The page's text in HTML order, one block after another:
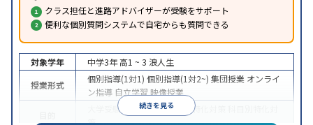
クラス担任と進路アドバイザーが受験をサポート
便利な個別質問システムで自宅からも質問できる
続きを見る
対象学年 中学3年高1 ~ 3 浪人生
授業形式
個別指導(1対1) 個別指導(1対2~) 集団授業 オンライ
ン指導 自立学習 映像授業
大学受験 医学部受験 学校別特化対策
策